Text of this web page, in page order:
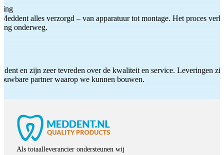
alles verzorgd – van apparatuur tot montage. Het proces
onderweg.
en zijn zeer tevreden over de kwaliteit en service. Leveringen
partner waarop we kunnen bouwen.
Als totaalleverancier ondersteunen wij